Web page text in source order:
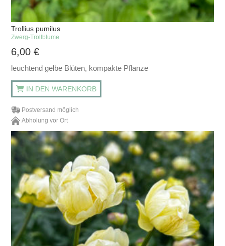
Trollius pumilus
Zwerg-Trollblume
6,00€
leuchtend gelbe Blüten, kompakte Pflanze
IN DEN WARENKORB
Postversand möglich
Abholung vor Ort